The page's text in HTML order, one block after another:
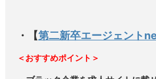
・【第二新卒エージェント
＜おすすめポイント＞